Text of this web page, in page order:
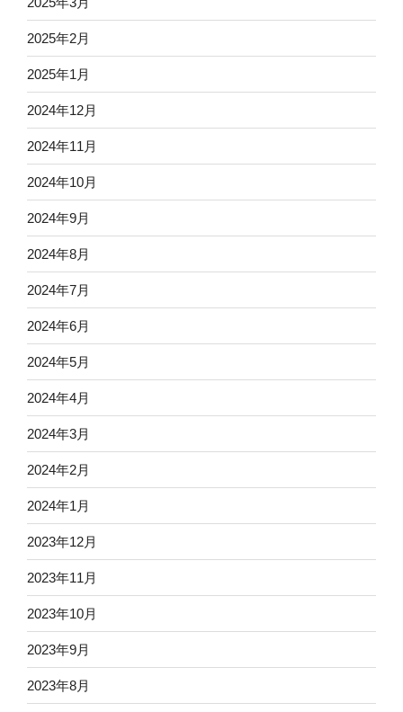
2025年2月
2025年1月
2024年12月
2024年11月
2024年10月
2024年9月
2024年8月
2024年7月
2024年6月
2024年5月
2024年4月
2024年3月
2024年2月
2024年1月
2023年12月
2023年11月
2023年10月
2023年9月
2023年8月